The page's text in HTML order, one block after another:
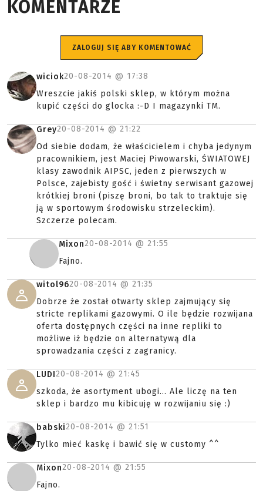
KOMENTARZE
ZALOGUJ SIĘ ABY KOMENTOWAĆ
wiciok20-08-2014 @ 17:38
Wreszcie jakiś polski sklep, w którym można
kupić części do glocka :-D I magazynki TM.
Grey20-08-2014 @ 21:22
Od siebie dodam, że właścicielem i chyba jedynym
pracownikiem, jest Maciej Piwowarski, ŚWIATOWEJ
klasy zawodnik AIPSC, jeden z pierwszych w
Polsce, zajebisty gość i świetny serwisant gazowej
krótkiej broni (piszę broni, bo tak to traktuje się
ją w sportowym środowisku strzeleckim).
Szczerze polecam.
Mixon20-08-2014 @ 21:55
Fajno.
witol9620-08-2014 @ 21:35
Dobrze że został otwarty sklep zajmujący się
stricte replikami gazowymi. O ile będzie rozwijana
oferta dostępnych części na inne repliki to
możliwe iż będzie on alternatywą dla
sprowadzania części z zagranicy.
LUDI20-08-2014 @ 21:45
szkoda, że asortyment ubogi... Ale liczę na ten
sklep i bardzo mu kibicuję w rozwijaniu się :)
babski20-08-2014 @ 21:51
Tylko mieć kaskę i bawić się w customy ^^
Mixon20-08-2014 @ 21:55
Fajno.